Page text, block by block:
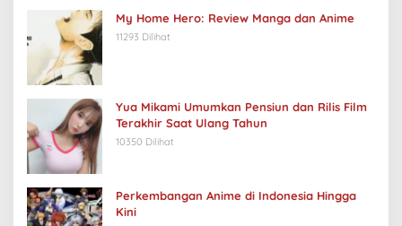
My Home Hero: Review Manga dan Anime
11293 Dilihat
Yua Mikami Umumkan Pensiun dan Rilis Film
Terakhir Saat Ulang Tahun
10350 Dilihat
Perkembangan Anime di Indonesia Hingga
Kini